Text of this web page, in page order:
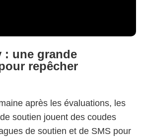
: une grande
repêcher
après les évaluations, les
soutien jouent des coudes
de soutien et de SMS pour